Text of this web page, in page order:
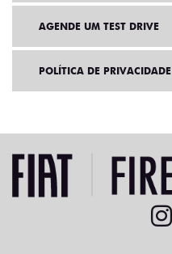
AGENDE UM TEST DRIVE
POLÍTICA DE PRIVACIDADE